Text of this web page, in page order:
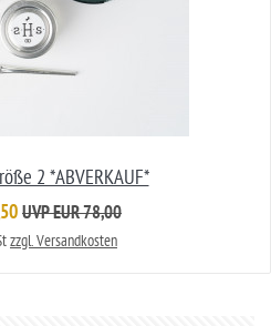
2 *ABVERKAUF*
UVP EUR 78,00
zzgl. Versandkosten